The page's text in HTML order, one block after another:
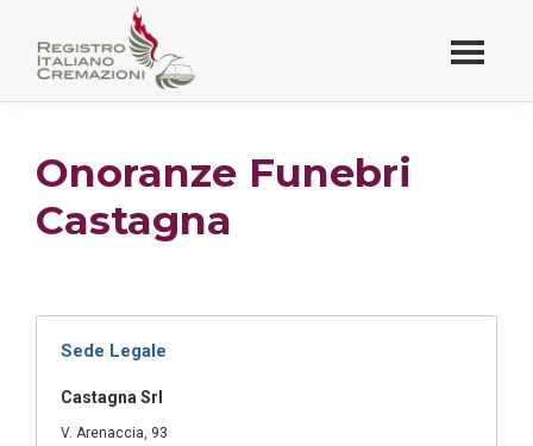
contenuto
principaleRegistro Italiano
Onoranze Funebri
Castagna
Sede Legale
Castagna Srl
V. Arenaccia, 93